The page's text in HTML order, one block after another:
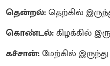
தென்றல்:தெற்கில்
கொண்டல்:கிழக்கில்
கச்சான்:மேற்கில் இருந்து